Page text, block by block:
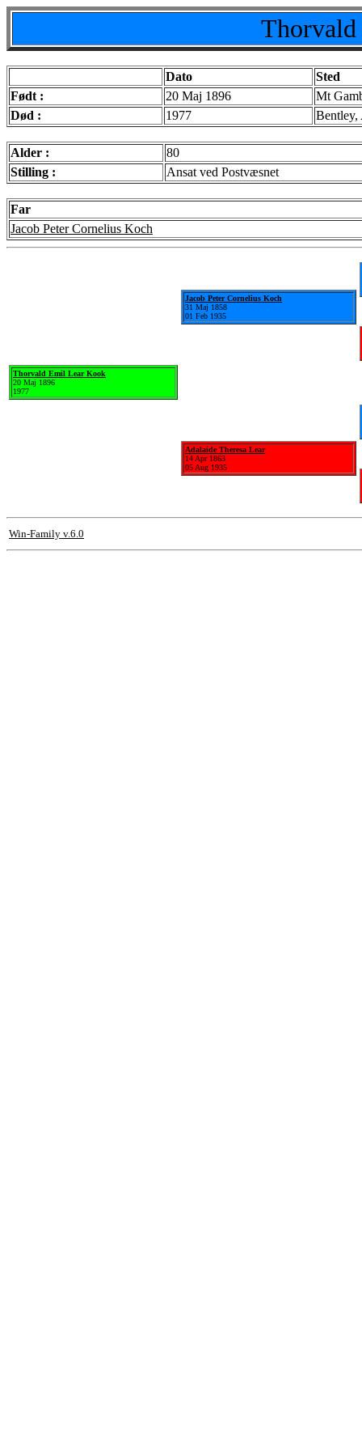
Dato
Sted
Født :
20 Maj 1896
Mt
Død :
1977 Bentley,
Alder :
80
Stilling :
Ansat ved Postvæsnet
Far
Jacob Peter Cornelius Koch
Thorvald Emil Lear Kook
20 Maj 1896
1977
Jacob Peter Cornelius Koch
31 Maj 1858
01 Feb 1935
Adalaide Theresa Lear
14 Apr 1863
05 Aug 1935
Win-Family v.6.0